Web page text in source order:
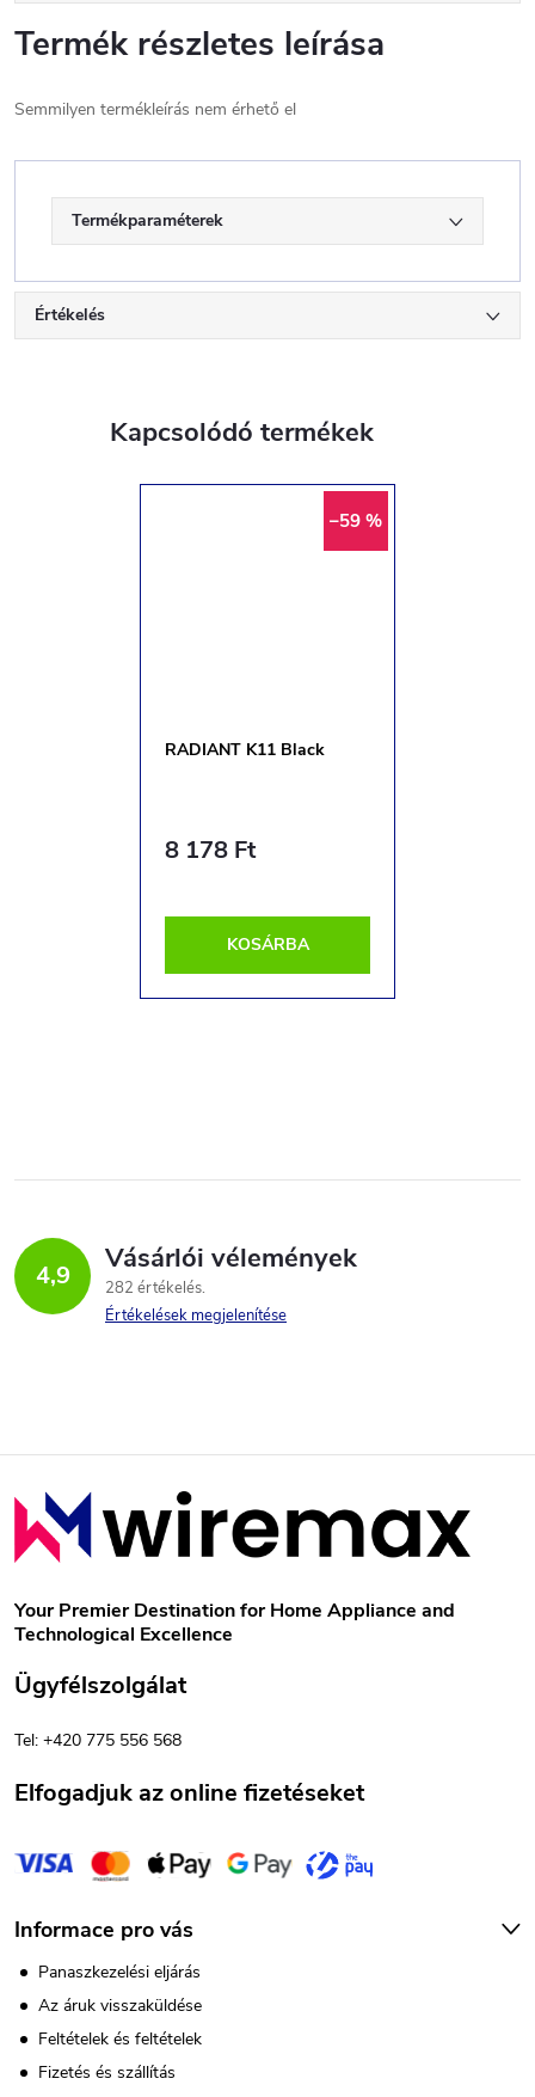
Termék részletes leírása
Semmilyen termékleírás nem érhető el
Termékparaméterek
Értékelés
Kapcsolódó termékek
–59 %
RADIANT K11 Black
8 178 Ft
KOSÁRBA
4,9 Vásárlói vélemények
282 értékelés
Értékelések megjelenítése
L
á
b
é
c
Your Premier Destination for Home Appliance and
Technological Excellence
Ügyfélszolgálat
Tel: +420 775 556 568
Elfogadjuk az online fizetéseket
Informace pro vás
Panaszkezelési eljárás
Az áruk visszaküldése
Feltételek és feltételek
Fizetés és szállítás